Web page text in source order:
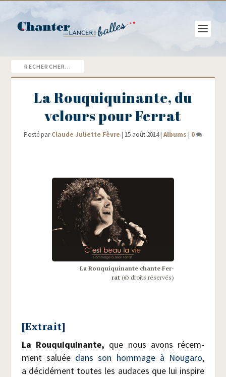
La Rouquiquinante, du
velours pour Ferrat
Posté parClaude Juliette Fèvre | 15 août 2014| Albums | 0
La Rou­qui­qui­nante chante Fer­
rat(© droits réservés)
[Extrait]
La Rou­qui­qui­nante, que nous avons récem­
ment saluéedans son hom­mage à Nou­ga­ro,
a déci­dé­ment toutes les audaces que lui ins­pire